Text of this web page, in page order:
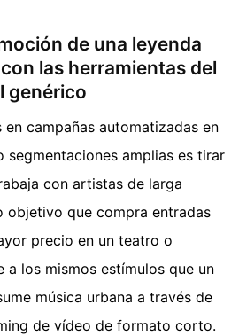
de una leyenda
las herramientas del
genérico
en campañas automatizadas en
segmentaciones amplias es tirar
con artistas de larga
objetivo que compra entradas
precio en un teatro o
a los mismos estímulos que un
música urbana a través de
de vídeo de formato corto.